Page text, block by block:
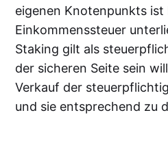
eigenen Knotenpunkts
Einkommenssteuer
Staking gilt als
der sicheren Seite sein
Verkauf der
und sie entsprechend zu